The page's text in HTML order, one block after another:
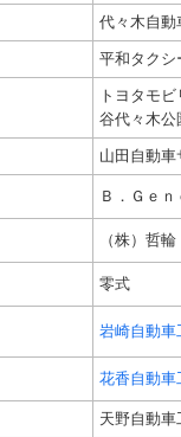
代々木自動
平和タクシ
トヨタモ
谷代々木公
山田自動
Ｂ．Ｇｅ
（株）哲輪
零式
岩崎自動車
花香自動車
天野自動